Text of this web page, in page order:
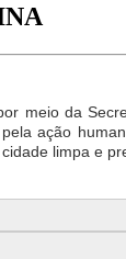
meio da
ação
limpa e